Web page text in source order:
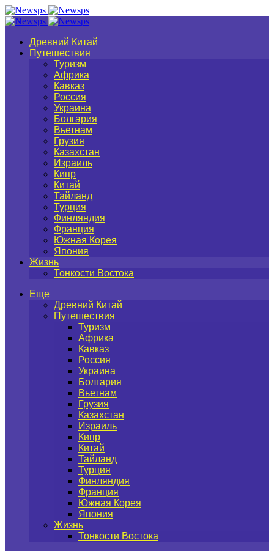
Древний Китай
Путешествия
Туризм
Африка
Кавказ
Россия
Украина
Болгария
Вьетнам
Грузия
Казахстан
Израиль
Кипр
Китай
Тайланд
Турция
Финляндия
Франция
Южная Корея
Япония
Жизнь
Тонкости Востока
Еще
Древний Китай
Путешествия
Туризм
Африка
Кавказ
Россия
Украина
Болгария
Вьетнам
Грузия
Казахстан
Израиль
Кипр
Китай
Тайланд
Турция
Финляндия
Франция
Южная Корея
Япония
Жизнь
Тонкости Востока